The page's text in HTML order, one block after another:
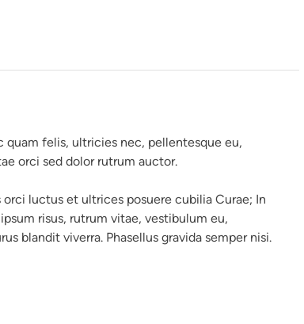
quam felis, ultricies nec, pellentesque eu,
orci sed dolor rutrum auctor.
luctus et ultrices posuere cubilia Curae; In
risus, rutrum vitae, vestibulum eu,
blandit viverra. Phasellus gravida semper nisi.